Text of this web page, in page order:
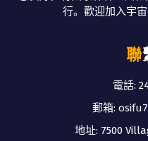
行。歡迎加入宇
電話:
郵箱:
地址: 7500